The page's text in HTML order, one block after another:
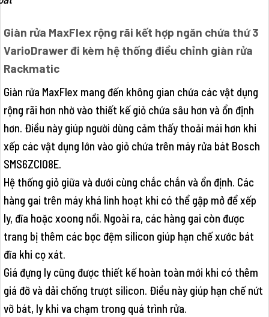
Giàn rửa MaxFlex rộng rãi kết hợp ngăn chứa thứ 3
VarioDrawer đi kèm hệ thống điều chỉnh giàn rửa
Rackmatic
Giàn rửa MaxFlex mang đến không gian chứa các vật dụng
rộng rãi hơn nhờ vào thiết kế giỏ chứa sâu hơn và ổn định
hơn. Điều này giúp người dùng cảm thấy thoải mái hơn khi
xếp các vật dụng lớn vào giỏ chứa trên máy rửa bát Bosch
SMS6ZCI08E.
Hệ thống giỏ giữa và dưới cùng chắc chắn và ổn định. Các
hàng gai trên máy khá linh hoạt khi có thể gập mở để xếp
ly, đĩa hoặc xoong nồi. Ngoài ra, các hàng gai còn được
trang bị thêm các bọc đệm silicon giúp hạn chế xước bát
đĩa khi cọ xát.
Giá đựng ly cũng được thiết kế hoàn toàn mới khi có thêm
giá đỡ và dải chống trượt silicon. Điều này giúp hạn chế nứt
vỡ bát, ly khi va chạm trong quá trình rửa.